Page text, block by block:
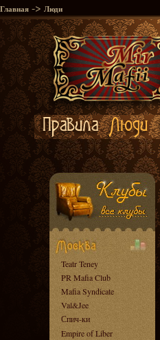
Главная -> Люди
Teatr Teney
PR Mafia Club
Mafia Syndicate
Val&Jee
Спич-ки
Empire of Liber